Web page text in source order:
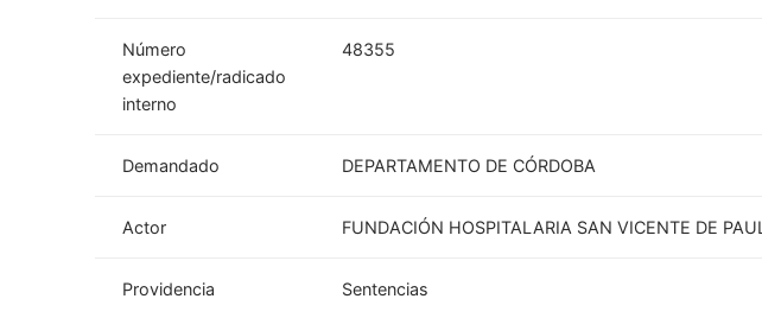
Número
expediente/radicado
interno
48355
Demandado DEPARTAMENTO DE CÓRDOBA
Actor FUNDACIÓN HOSPITALARIA SAN VICENTE DE PAUL
Providencia Sentencias